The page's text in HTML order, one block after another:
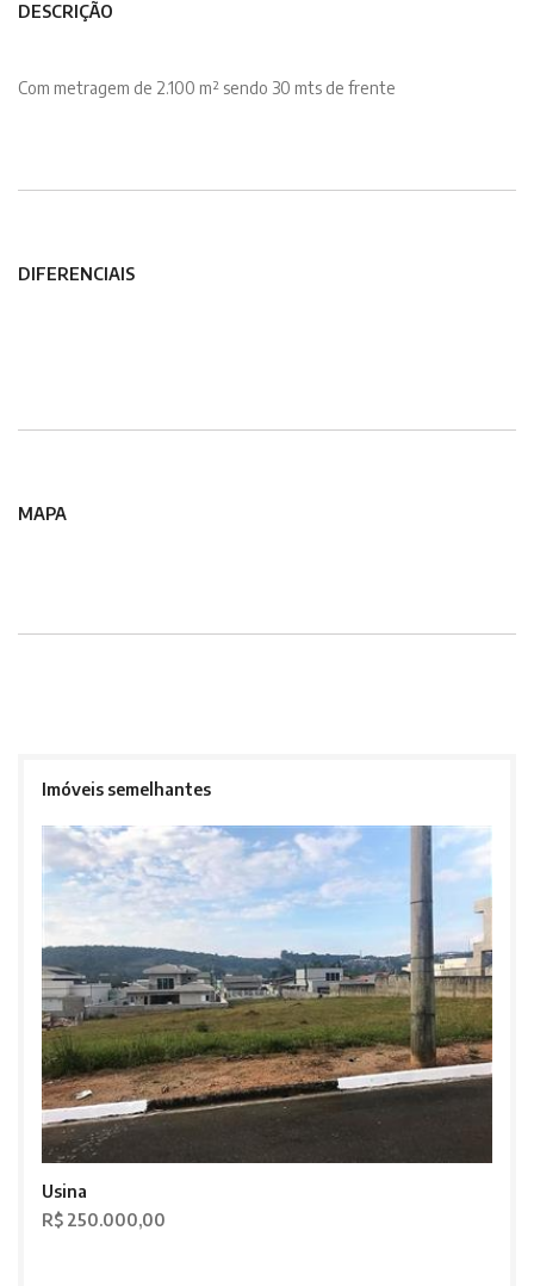
DESCRIÇÃO
Com metragem de 2.100 m² sendo 30 mts de frente
DIFERENCIAIS
MAPA
Imóveis semelhantes
Usina
R$ 250.000,00